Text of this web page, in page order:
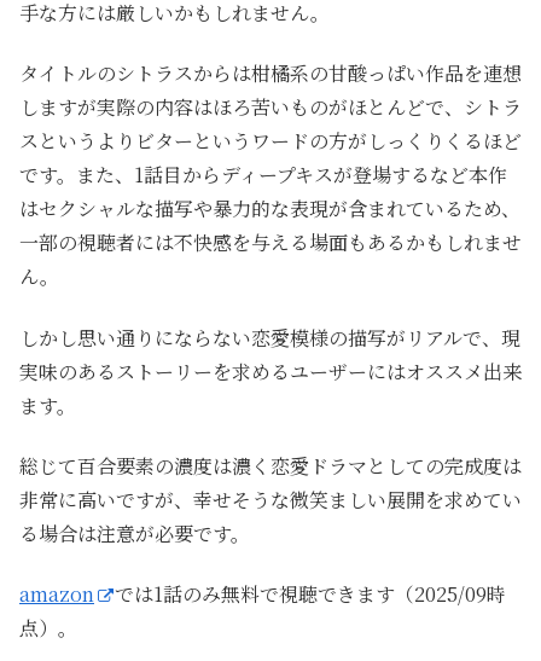
手な方には厳しいかもしれません。
タイトルのシトラスからは柑橘系の甘酸っぱい作品を連想
しますが実際の内容はほろ苦いものがほとんどで、シトラ
スというよりビターというワードの方がしっくりくるほど
です。また、1話目からディープキスが登場するなど本作
はセクシャルな描写や暴力的な表現が含まれているため、
一部の視聴者には不快感を与える場面もあるかもしれませ
ん。
しかし思い通りにならない恋愛模様の描写がリアルで、現
実味のあるストーリーを求めるユーザーにはオススメ出来
ます。
総じて百合要素の濃度は濃く恋愛ドラマとしての完成度は
非常に高いですが、幸せそうな微笑ましい展開を求めてい
る場合は注意が必要です。
amazon
では1話のみ無料で視聴できます（2025/09時
点）。